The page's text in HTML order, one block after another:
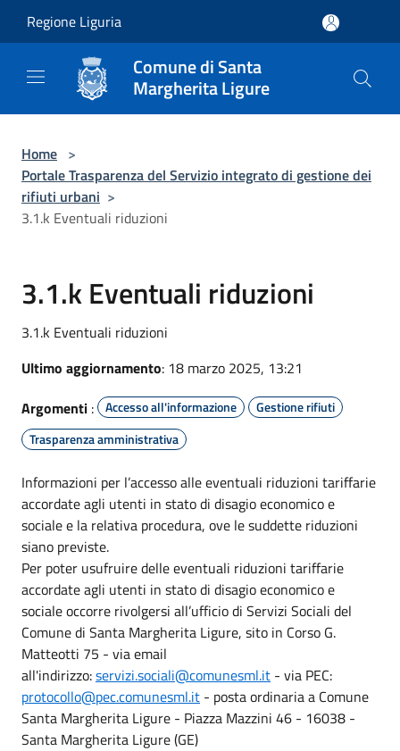
Regione Liguria
Comune di Santa
Margherita Ligure
Home >
Portale Trasparenza del Servizio integrato di gestione dei
rifiuti urbani >
3.1.k Eventuali riduzioni
3.1.k Eventuali riduzioni
3.1.k Eventuali riduzioni
Ultimo aggiornamento: 18 marzo 2025, 13:21
Argomenti : Accesso all'informazione
Gestione rifiuti
Trasparenza amministrativa
Informazioni per l’accesso alle eventuali riduzioni tariffarie
accordate agli utenti in stato di disagio economico e
sociale e la relativa procedura, ove le suddette riduzioni
siano previste.
Per poter usufruire delle eventuali riduzioni tariffarie
accordate agli utenti in stato di disagio economico e
sociale occorre rivolgersi all’ufficio di Servizi Sociali del
Comune di Santa Margherita Ligure, sito in Corso G.
Matteotti 75 - via email
all'indirizzo:servizi.sociali@comunesml.it - via PEC:
protocollo@pec.comunesml.it - posta ordinaria a Comune
Santa Margherita Ligure - Piazza Mazzini 46 - 16038 -
Santa Margherita Ligure (GE)